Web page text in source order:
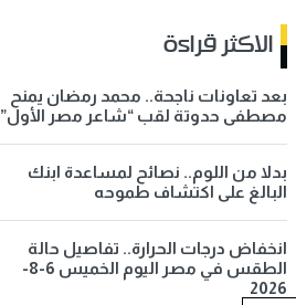
الاكثر قراءة
بعد تعاونات ناجحة.. محمد رمضان يمنح
مصطفى حدوتة لقب “شاعر مصر الأول”
بدلا من اللوم.. نصائح لمساعدة ابنك
البالغ على اكتشاف طموحه
انخفاض درجات الحرارة.. تفاصيل حالة
الطقس في مصر اليوم الخميس 6-8-
2026